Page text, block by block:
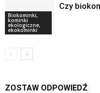
Biokominki,
kominki
ekologiczne,
ekokominki
Czy
ZOSTAW ODPOWIEDŹ